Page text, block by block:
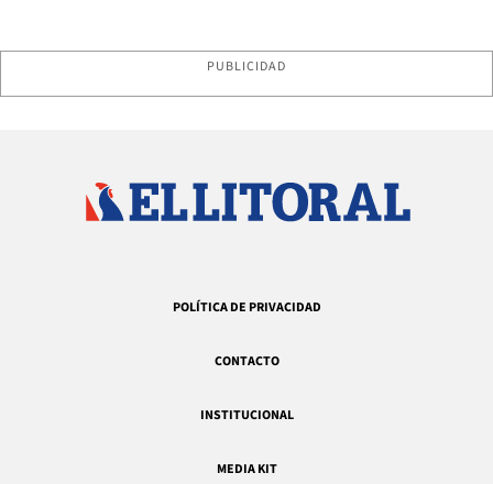
PUBLICIDAD
POLÍTICA DE PRIVACIDAD
CONTACTO
INSTITUCIONAL
MEDIA KIT